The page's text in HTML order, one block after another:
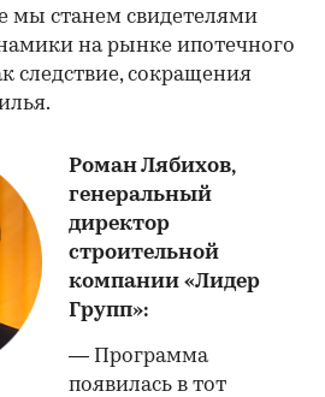
мы станем свидетелями
на рынке ипотечного
следствие, сокращения
Роман Лябихов,
генеральный
директор
строительной
компании «Лидер
Групп»:
— Программа
появилась в тот